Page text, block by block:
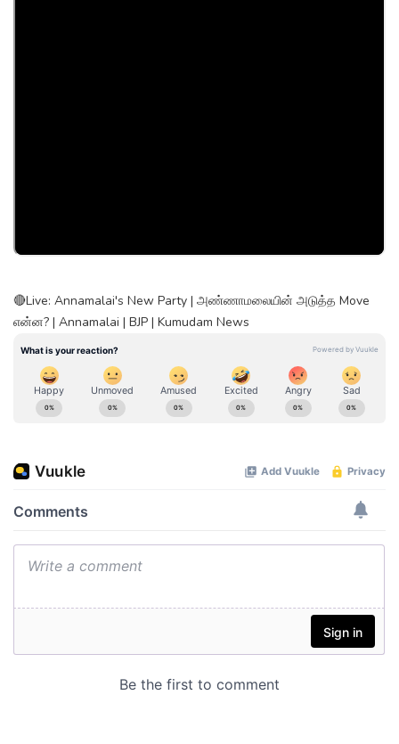
🔴Live: Annamalai's New Party | அண்ணாமலையின் அடுத்த Move
என்ன? | Annamalai | BJP | Kumudam News